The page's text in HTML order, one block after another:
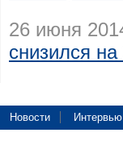
26 июня
снизился
Новости Интервью